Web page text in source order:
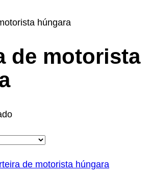
húngara
de motorista